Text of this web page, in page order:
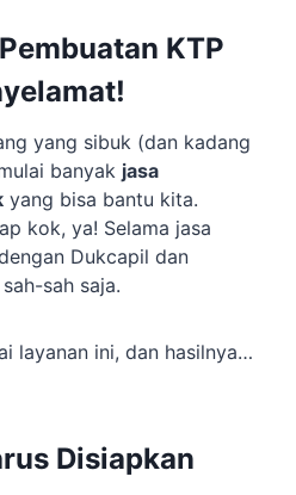
KTP
yang sibuk (dan kadang
banyak jasa
yang bisa bantu kita.
kok, ya! Selama jasa
Dukcapil dan
sah saja.
layanan ini, dan hasilnya…
Disiapkan